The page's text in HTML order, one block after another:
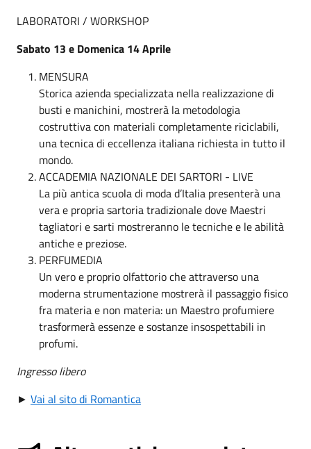
LABORATORI / WORKSHOP
Sabato 13 e Domenica 14 Aprile
MENSURA
Storica azienda specializzata nella realizzazione di
busti e manichini, mostrerà la metodologia
costruttiva con materiali completamente riciclabili,
una tecnica di eccellenza italiana richiesta in tutto il
mondo.
ACCADEMIA NAZIONALE DEI SARTORI - LIVE
La più antica scuola di moda d’Italia presenterà una
vera e propria sartoria tradizionale dove Maestri
tagliatori e sarti mostreranno le tecniche e le abilità
antiche e preziose.
PERFUMEDIA
Un vero e proprio olfattorio che attraverso una
moderna strumentazione mostrerà il passaggio fisico
fra materia e non materia: un Maestro profumiere
trasformerà essenze e sostanze insospettabili in
profumi.
Ingresso libero
► Vai al sito di Romantica